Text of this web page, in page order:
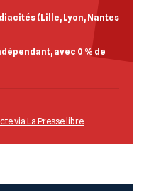
(Lille, Lyon, Nantes
avec 0 % de
via La Presse libre